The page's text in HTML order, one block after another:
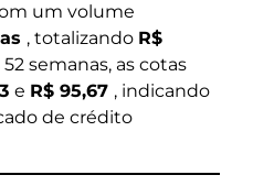
um volume
, totalizando R$
semanas, as cotas
e R$ 95,67 , indicando
de crédito